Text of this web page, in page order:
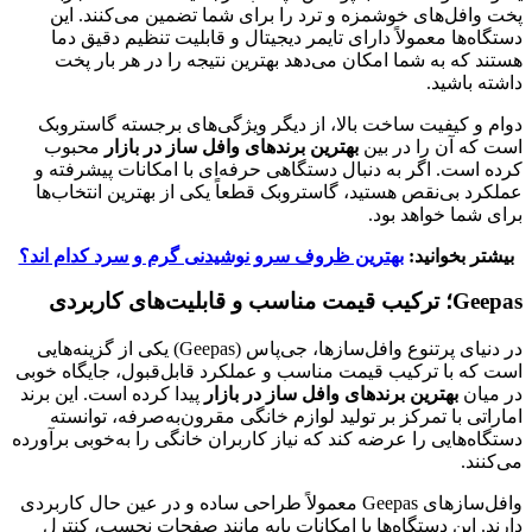
پخت وافل‌های خوشمزه و ترد را برای شما تضمین می‌کنند. این
دستگاه‌ها معمولاً دارای تایمر دیجیتال و قابلیت تنظیم دقیق دما
هستند که به شما امکان می‌دهد بهترین نتیجه را در هر بار پخت
داشته باشید.
دوام و کیفیت ساخت بالا، از دیگر ویژگی‌های برجسته گاستروبک
است که آن را در بین بهترین برندهای وافل ساز در بازار محبوب
کرده است. اگر به دنبال دستگاهی حرفه‌ای با امکانات پیشرفته و
عملکرد بی‌نقص هستید، گاستروبک قطعاً یکی از بهترین انتخاب‌ها
برای شما خواهد بود.
بیشتر بخوانید:بهترین ظروف سرو نوشیدنی گرم و سرد کدام اند؟
Geepas؛ ترکیب قیمت مناسب و قابلیت‌های کاربردی
در دنیای پرتنوع وافل‌سازها، جی‌پاس (Geepas) یکی از گزینه‌هایی
است که با ترکیب قیمت مناسب و عملکرد قابل‌قبول، جایگاه خوبی
در میان بهترین برندهای وافل ساز در بازار پیدا کرده است. این برند
اماراتی با تمرکز بر تولید لوازم خانگی مقرون‌به‌صرفه، توانسته
دستگاه‌هایی را عرضه کند که نیاز کاربران خانگی را به‌خوبی برآورده
می‌کنند.
وافل‌سازهای Geepas معمولاً طراحی ساده و در عین حال کاربردی
دارند. این دستگاه‌ها با امکانات پایه مانند صفحات نچسب، کنترل